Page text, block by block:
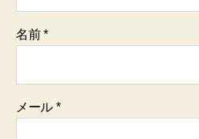
名前*
メール *